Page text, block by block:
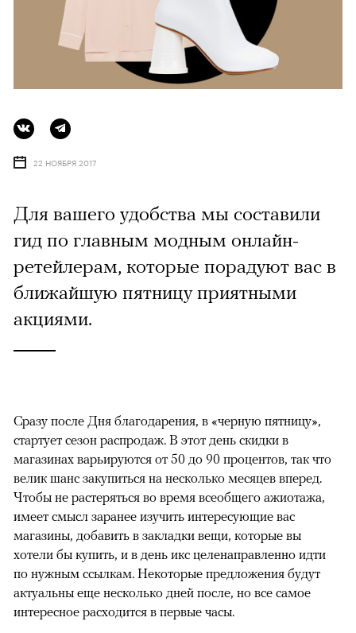
22 НОЯБРЯ 2017
Для вашего удобства мы составили
гид по главным модным онлайн-
ретейлерам, которые порадуют вас в
ближайшую пятницу приятными
акциями.
Сразу после Дня благодарения, в «черную пятницу»,
стартует сезон распродаж. В этот день скидки в
магазинах варьируются от 50 до 90 процентов, так что
велик шанс закупиться на несколько месяцев вперед.
Чтобы не растеряться во время всеобщего ажиотажа,
имеет смысл заранее изучить интересующие вас
магазины, добавить в закладки вещи, которые вы
хотели бы купить, и в день икс целенаправленно идти
по нужным ссылкам. Некоторые предложения будут
актуальны еще несколько дней после, но все самое
интересное расходится в первые часы.